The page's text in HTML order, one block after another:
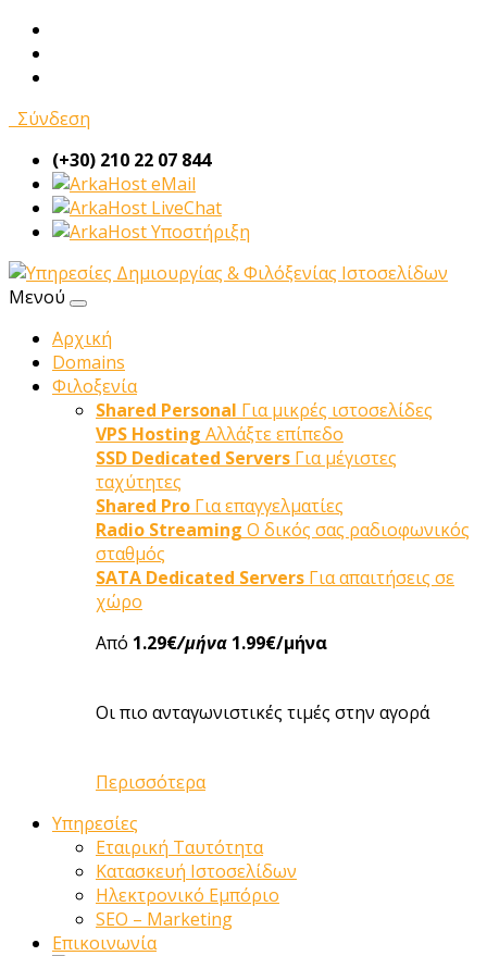
Σύνδεση
(+30) 210 22 07 844
eMail
LiveChat
Υποστήριξη
Μενού
Αρχική
Domains
Φιλοξενία
Shared Personal Για μικρές ιστοσελίδες
VPS Hosting Αλλάξτε επίπεδο
SSD Dedicated Servers Για μέγιστες
ταχύτητες
Shared Pro Για επαγγελματίες
Radio Streaming Ο δικός σας ραδιοφωνικός
σταθμός
SATA Dedicated Servers Για απαιτήσεις σε
χώρο
Από 1.29€/μήνα 1.99€/μήνα
Οι πιο ανταγωνιστικές τιμές στην αγορά
Περισσότερα
Υπηρεσίες
Εταιρική Ταυτότητα
Κατασκευή Ιστοσελίδων
Ηλεκτρονικό Εμπόριο
SEO – Marketing
Επικοινωνία